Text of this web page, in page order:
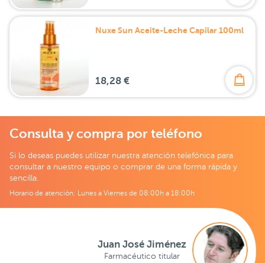
Nuxe Sun Aceite-Leche Capilar 100ml
18,28 €
Consulta y compra por teléfono
Si lo deseas puedes utilizar nuestra atención telefónica para
consultar a nuestro equipo o comprar de una forma rápida y
sencilla.
Horario de atención: Lunes a Viernes de 08:00h a 18:00h
Juan José Jiménez
Farmacéutico titular